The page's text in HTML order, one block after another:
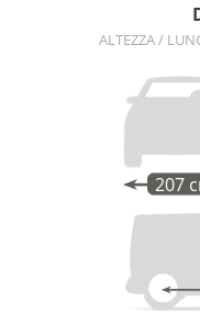
ALTEZZA /
207